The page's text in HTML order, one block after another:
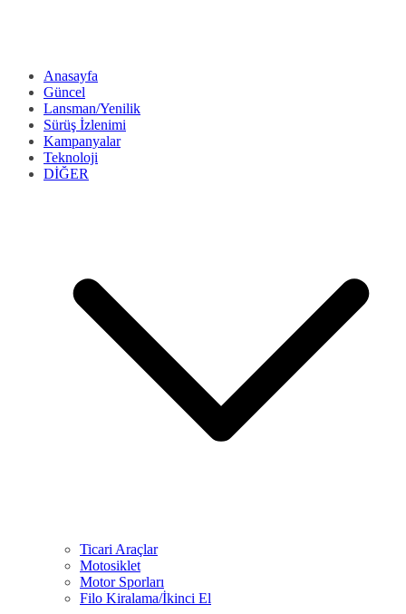
Anasayfa
Güncel
Lansman/Yenilik
Sürüş İzlenimi
Kampanyalar
Teknoloji
DİĞER
Ticari Araçlar
Motosiklet
Motor Sporları
Filo Kiralama/İkinci El